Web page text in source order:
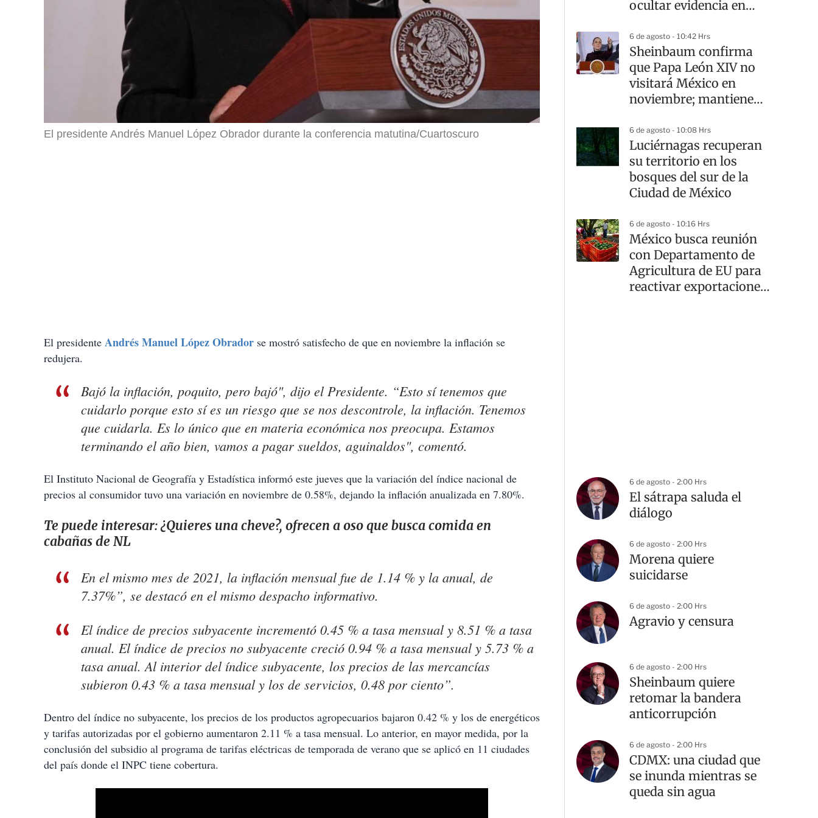
El presidente Andrés Manuel López Obrador durante la conferencia matutina/Cuartoscuro
El presidente Andrés Manuel López Obrador se mostró satisfecho de que en noviembre la inflación se
redujera.
Bajó la inflación, poquito, pero bajó", dijo el Presidente. “Esto sí tenemos que
cuidarlo porque esto sí es un riesgo que se nos descontrole, la inflación. Tenemos
que cuidarla. Es lo único que en materia económica nos preocupa. Estamos
terminando el año bien, vamos a pagar sueldos, aguinaldos", comentó.
El Instituto Nacional de Geografía y Estadística informó este jueves que la variación del índice nacional de
precios al consumidor tuvo una variación en noviembre de 0.58%, dejando la inflación anualizada en 7.80%.
Te puede interesar:¿Quieres una cheve?, ofrecen a oso que busca comida en
cabañas de NL
En el mismo mes de 2021, la inflación mensual fue de 1.14 % y la anual, de
7.37%”, se destacó en el mismo despacho informativo.
El índice de precios subyacente incrementó 0.45 % a tasa mensual y 8.51 % a tasa
anual. El índice de precios no subyacente creció 0.94 % a tasa mensual y 5.73 % a
tasa anual. Al interior del índice subyacente, los precios de las mercancías
subieron 0.43 % a tasa mensual y los de servicios, 0.48 por ciento”.
Dentro del índice no subyacente, los precios de los productos agropecuarios bajaron 0.42 % y los de energéticos
y tarifas autorizadas por el gobierno aumentaron 2.11 % a tasa mensual. Lo anterior, en mayor medida, por la
conclusión del subsidio al programa de tarifas eléctricas de temporada de verano que se aplicó en 11 ciudades
del país donde el INPC tiene cobertura.
ocultar evidencia en
6 de agosto - 10:42 Hrs
Sheinbaum confirma
que Papa León XIV no
visitará México en
noviembre; mantiene
6 de agosto - 10:08 Hrs
Luciérnagas recuperan
su territorio en los
bosques del sur de la
Ciudad de México
6 de agosto - 10:16 Hrs
México busca reunión
con Departamento de
Agricultura de EU para
reactivar exportaciones
6 de agosto - 2:00 Hrs
El sátrapa saluda el
diálogo
6 de agosto - 2:00 Hrs
Morena quiere
suicidarse
6 de agosto - 2:00 Hrs
Agravio y censura
6 de agosto - 2:00 Hrs
Sheinbaum quiere
retomar la bandera
anticorrupción
6 de agosto - 2:00 Hrs
CDMX: una ciudad que
se inunda mientras se
queda sin agua